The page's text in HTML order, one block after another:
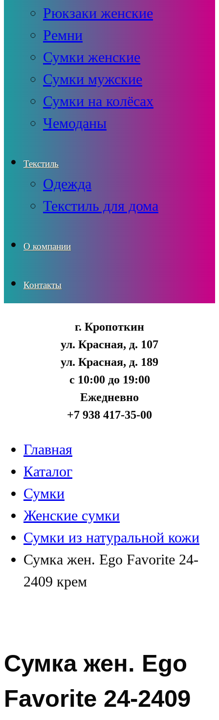
Рюкзаки женские
Ремни
Сумки женские
Сумки мужские
Сумки на колёсах
Чемоданы
Текстиль
Одежда
Текстиль для дома
О компании
Контакты
г. Кропоткин
ул. Красная, д. 107
ул. Красная, д. 189
с 10:00 до 19:00
Ежедневно
+7 938 417-35-00
Главная
Каталог
Сумки
Женские сумки
Сумки из натуральной кожи
Сумка жен. Ego Favorite 24-
2409 крем
Сумка жен. Ego
Favorite 24-2409